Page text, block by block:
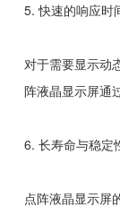
5. 快速的响应时
对于需要显示动
阵液晶显示屏通
6. 长寿命与稳定
点阵液晶显示屏